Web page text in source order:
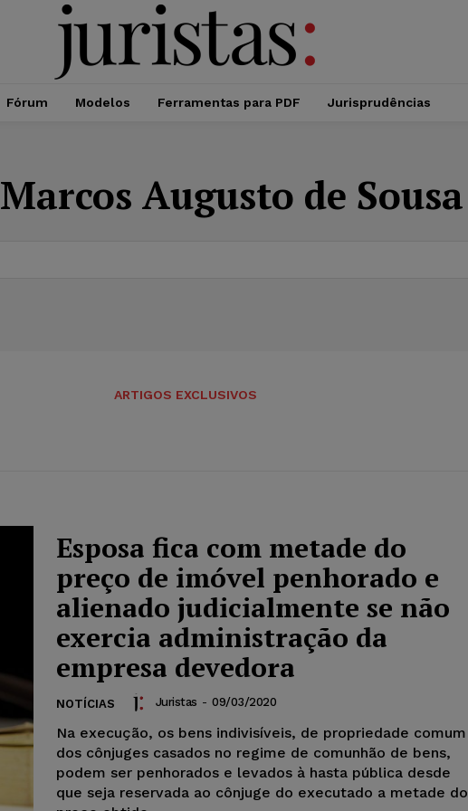
Fórum Modelos Ferramentas para PDF Jurisprudências
Marcos Augusto de Sousa
ARTIGOS EXCLUSIVOS
Esposa fica com metade do
preço de imóvel penhorado e
alienado judicialmente se não
exercia administração da
empresa devedora
NOTÍCIAS Juristas - 09/03/2020
Na execução, os bens indivisíveis, de propriedade comum
dos cônjuges casados no regime de comunhão de bens,
podem ser penhorados e levados à hasta pública desde
que seja reservada ao cônjuge do executado a metade do